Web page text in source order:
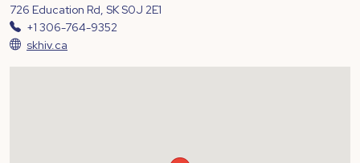
726 Education Rd, SK S0J 2E1
+1 306-764-9352
skhiv.ca